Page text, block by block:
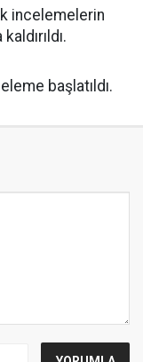
incelemelerin
başlatıldı.